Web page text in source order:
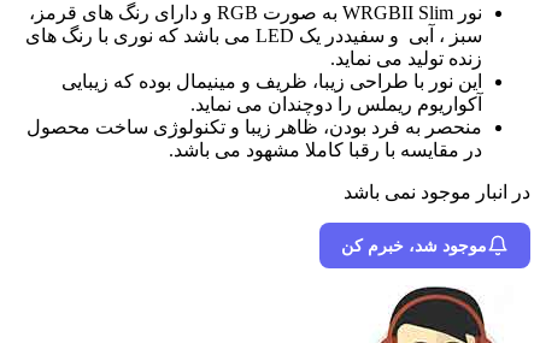
نور WRGBII Slim به صورت RGB و دارای رنگ های قرمز،
سبز ، آبی و سفیددر یک LED می باشد که نوری با رنگ های
زنده تولید می نماید.
این نور با طراحی زیبا، ظریف و مینیمال بوده که زیبایی
آکواریوم ریملس را دوچندان می نماید.
منحصر به فرد بودن، ظاهر زیبا و تکنولوژی ساخت محصول
در مقایسه با رقبا کاملا مشهود می باشد.
در انبار موجود نمی باشد
موجود شد، خبرم کن